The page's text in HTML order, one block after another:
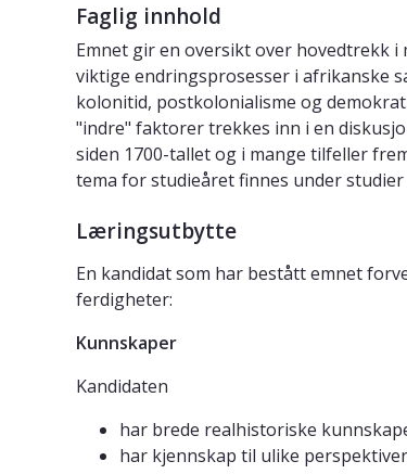
Faglig innhold
Emnet gir en oversikt over hovedtrekk
viktige endringsprosesser i afrikanske
kolonitid, postkolonialisme og
"indre" faktorer trekkes inn i en
siden 1700-tallet og i mange tilfeller
tema for studieåret finnes under
Læringsutbytte
En kandidat som har bestått emnet
ferdigheter:
Kunnskaper
Kandidaten
har brede realhistoriske
har kjennskap til ulike